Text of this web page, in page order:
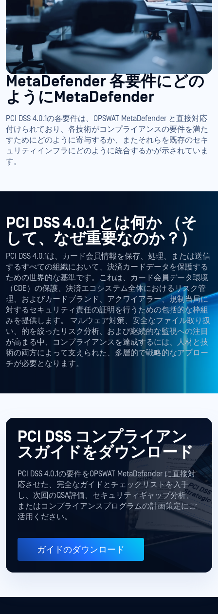
MetaDefender 各要件にどの
ようにMetaDefender
PCI DSS 4.0.1の各要件は、OPSWAT MetaDefender と直接対応
付けられており、各技術がコンプライアンスの要件を満た
すためにどのように寄与するか、またそれらを既存のセキ
ュリティインフラにどのように統合するかが示されていま
す。
PCI DSS 4.0.1 とは何か （そ
して、なぜ重要なのか？）
PCI DSS 4.0.1は、カード会員情報を保存、処理、または送信
するすべての組織において、決済カードデータを保護する
ための世界的な基準です。これは、カード会員データ環境
（CDE）の保護、決済エコシステム全体におけるリスク管
理、およびカードブランド、アクワイアラー、規制当局に
対するセキュリティ責任の証明を行うための包括的な枠組
みを提供します。 マルウェア対策、安全なファイル取り扱
い、的を絞ったリスク分析、および継続的な監視への注目
が高まる中、コンプライアンスを達成するには、人材と技
術の両方によって支えられた、多層的で戦略的なアプロー
チが必要となります。
PCI DSS コンプライアン
スガイドをダウンロード
PCI DSS 4.0.1の要件をOPSWAT MetaDefender に直接対
応させた、完全なガイドとチェックリストを入手
し、次回のQSA評価、セキュリティギャップ分析、
またはコンプライアンスプログラムの計画策定にご
活用ください。
ガイドのダウンロード